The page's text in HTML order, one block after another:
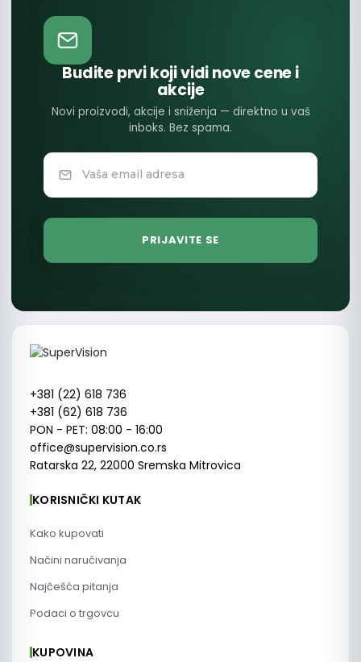
Budite prvi koji vidi nove cene i
akcije
Novi proizvodi, akcije i sniženja — direktno u vaš
inboks. Bez spama.
+381 (22) 618 736
+381 (62) 618 736
PON - PET: 08:00 - 16:00
office@supervision.co.rs
Ratarska 22, 22000 Sremska Mitrovica
KORISNIČKI KUTAK
Kako kupovati
Načini naručivanja
Najčešća pitanja
Podaci o trgovcu
KUPOVINA